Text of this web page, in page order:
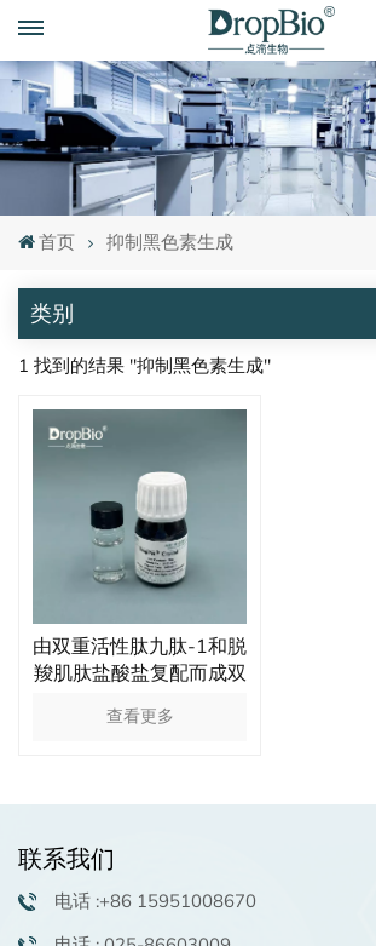
+86 15951008670
首页 抑制黑色素生成
类别
1 找到的结果 "抑制黑色素生成"
由双重活性肽九肽-1和脱
羧肌肽盐酸盐复配而成双
查看更多
联系我们
电话 :+86 15951008670